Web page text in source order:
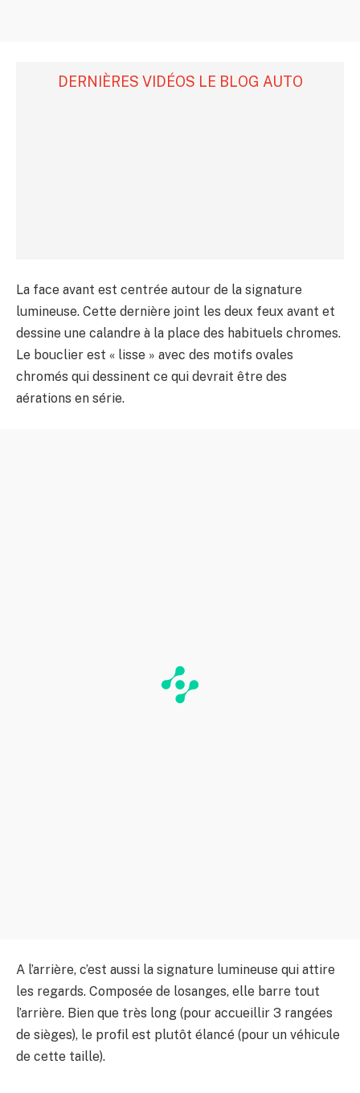
DERNIÈRES VIDÉOS LE BLOG AUTO
La face avant est centrée autour de la signature
lumineuse. Cette dernière joint les deux feux avant et
dessine une calandre à la place des habituels chromes.
Le bouclier est « lisse » avec des motifs ovales
chromés qui dessinent ce qui devrait être des
aérations en série.
A l’arrière, c’est aussi la signature lumineuse qui attire
les regards. Composée de losanges, elle barre tout
l’arrière. Bien que très long (pour accueillir 3 rangées
de sièges), le profil est plutôt élancé (pour un véhicule
de cette taille).